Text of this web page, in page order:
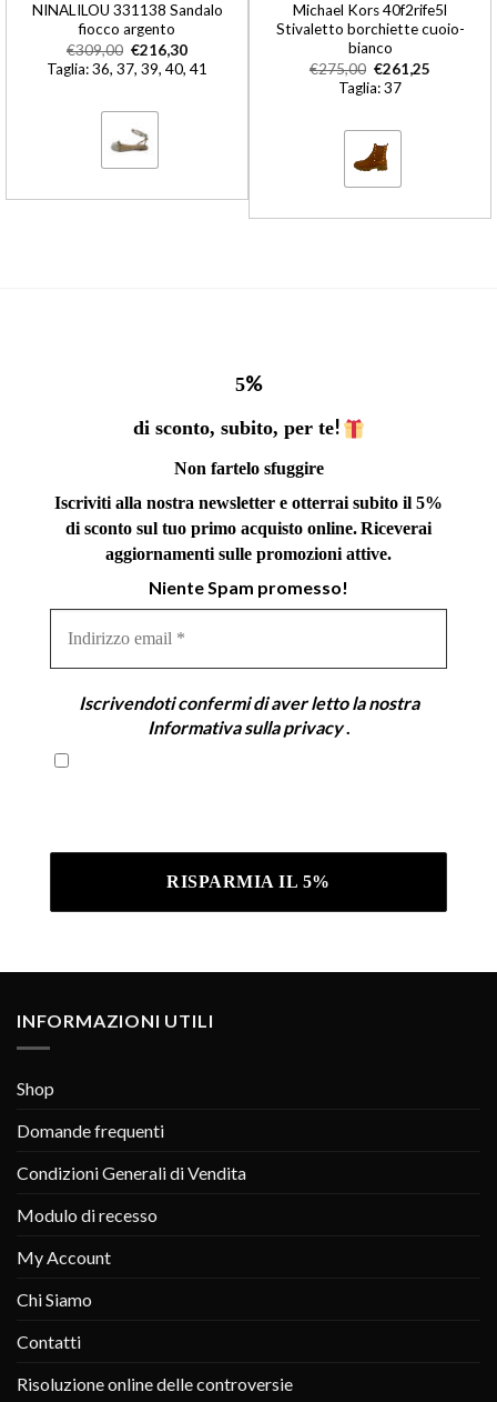
NINALILOU 331138 Sandalo
fiocco argento
€309,00 €216,30
Taglia: 36, 37, 39, 40, 41
Michael Kors 40f2rife5l
Stivaletto borchiette cuoio-
bianco
€275,00 €261,25
Taglia: 37
5%
di sconto, subito, per te!
Non fartelo sfuggire
Iscriviti alla nostra newsletter e otterrai subito il 5%
di sconto sul tuo primo acquisto online.Riceverai
aggiornamenti sulle promozioni attive.
Niente Spam promesso!
email
Iscrivendoti confermi di aver letto la nostra
Informativa sulla privacy.
INFORMAZIONI UTILI
Shop
Domande frequenti
Condizioni Generali di Vendita
Modulo di recesso
My Account
Chi Siamo
Contatti
Risoluzione online delle controversie